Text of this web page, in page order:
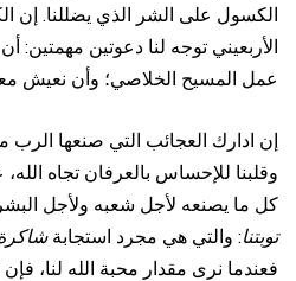
الكسول على الشر الذي يضللنا. إن
الأربعيني توجه لنا دعوتين مهمتين:
عمل المسيح الخلاصي؛ وأن نعيش
إن ادارك العجائب التي صنعها الرب
وقلبنا للإحساس بالعرفان تجاه
كل ما يصنعه لأجل شعبه ولأجل
توبتنا: والتي هي مجرد استجابة
فعندما نرى مقدار محبة الله لنا،